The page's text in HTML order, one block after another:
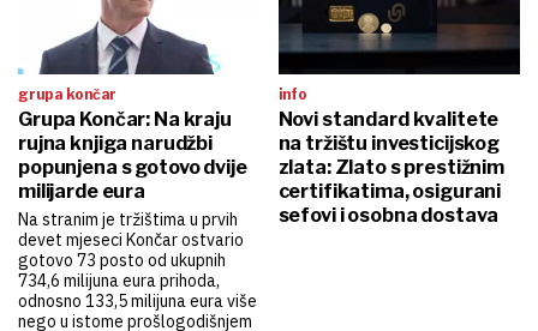
grupa končar
Grupa Končar: Na kraju
rujna knjiga narudžbi
popunjena s gotovo dvije
milijarde eura
Na stranim je tržištima u prvih
devet mjeseci Končar ostvario
gotovo 73 posto od ukupnih
734,6 milijuna eura prihoda,
odnosno 133,5 milijuna eura više
nego u istome prošlogodišnjem
info
Novi standard kvalitete
na tržištu investicijskog
zlata: Zlato s prestižnim
certifikatima, osigurani
sefovi i osobna dostava